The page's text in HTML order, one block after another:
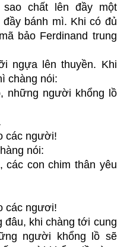
chất lên đầy một
bánh mì. Khi có đủ
bảo Ferdinand trung
ngựa lên thuyền. Khi
chàng nói:
những người khổng lồ
các người!
nói:
các con chim thân yêu
các ngươi!
đâu, khi chàng tới cung
người khổng lồ sẽ